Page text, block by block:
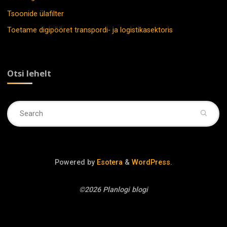
Tsoonide ülafilter
Toetame digipööret transpordi- ja logistikasektoris
Otsi lehelt
Powered by Esotera & WordPress.
©2026 Planlogi blogi